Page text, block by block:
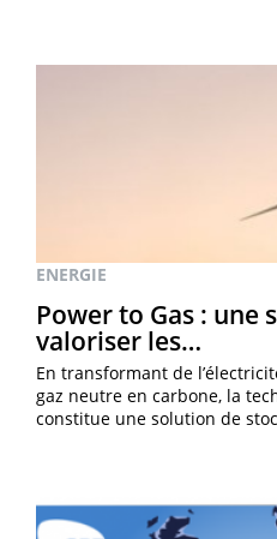
ENERGIE
Power to Gas : une
valoriser les…
En transformant de
gaz neutre en carbone, la
constitue une solution de